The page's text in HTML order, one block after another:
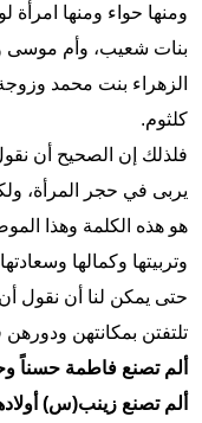
ومنها حواء ومنها امرأة
بنات شعیب، وأم
الزهراء بنت محمد
کلثوم.
فلذلك إن الصحیح أن
یربی في حجر المرأة،
هو هذه الکلمة وهذا
وتربیتها وکمالها
حتی یمکن لنا أن نقول
تلتفتن بمکانتهن
ألم تصنع فاطمة حسناً
ألم تصنع زینب(س)